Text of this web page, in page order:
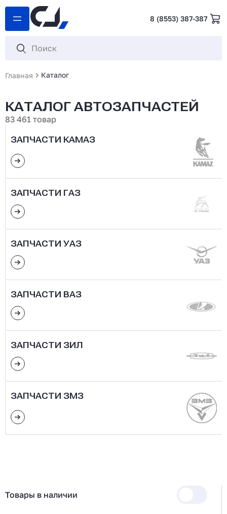
8 (8553) 387-387
Главная Каталог
КАТАЛОГ АВТОЗАПЧАСТЕЙ
83 461 товар
ЗАПЧАСТИ КАМАЗ
ЗАПЧАСТИ ГАЗ
ЗАПЧАСТИ УАЗ
ЗАПЧАСТИ ВАЗ
ЗАПЧАСТИ ЗИЛ
ЗАПЧАСТИ ЗМЗ
Товары в наличии